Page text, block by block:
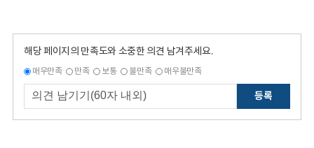
해당 페이지의 만족도와 소중한 의견 남겨주세요.
매우만족 만족 보통 불만족 매우불만족
등록